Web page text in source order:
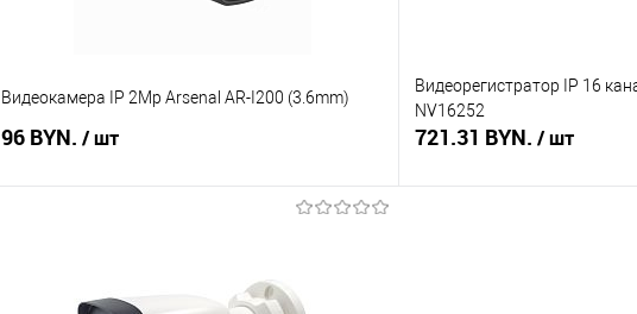
Видеокамера IP 2Mp Arsenal AR-I200 (3.6mm)
96 BYN. / шт
Купить в 1 клик Сравнение
Видеорегистратор IP 16
NV16252
721.31 BYN. / шт